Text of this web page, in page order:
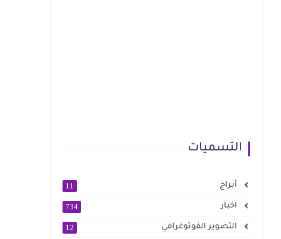
التسميات
أبراج 11
اخبار 734
التصوير الفوتوغرافي 12